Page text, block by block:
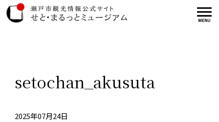
setochan_akusuta
2025年07月24日